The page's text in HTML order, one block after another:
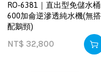
RO-6381｜直出型免儲水桶
600加侖逆滲透純水機(無搭
配鵝頸)
NT$ 32,800